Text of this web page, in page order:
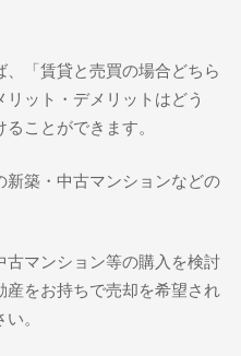
「賃貸と売買の場合どちら
ット・デメリットはどう
ことができます。
新築・中古マンションなどの
マンション等の購入を検討
産をお持ちで売却を希望され
。